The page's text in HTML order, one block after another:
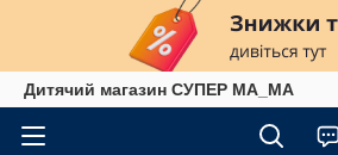
Дитячий магазин СУПЕР МА_МА